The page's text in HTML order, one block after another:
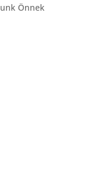
Önnek